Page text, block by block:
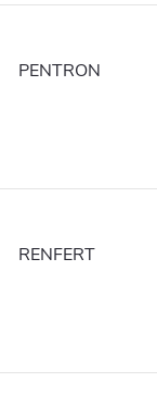
PENTRON
RENFERT